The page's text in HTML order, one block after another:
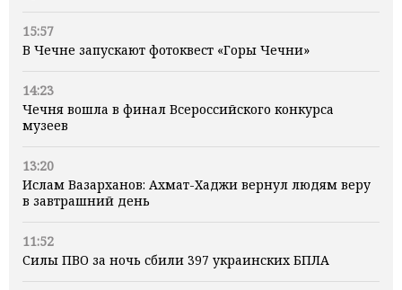
15:57
В Чечне запускают фотоквест «Горы Чечни»
14:23
Чечня вошла в финал Всероссийского конкурса
музеев
13:20
Ислам Вазарханов: Ахмат-Хаджи вернул людям веру
в завтрашний день
11:52
Силы ПВО за ночь сбили 397 украинских БПЛА